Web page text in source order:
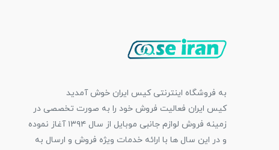
به فروشگاه اینترنتی کیس ایران خوش آمدید
کیس ایران فعالیت فروش خود را به صورت تخصصی در
زمینه فروش لوازم جانبی موبایل از سال ۱۳۹۴ آغاز نموده
و در این سال ها با ارائه خدمات ویژه فروش و ارسال به